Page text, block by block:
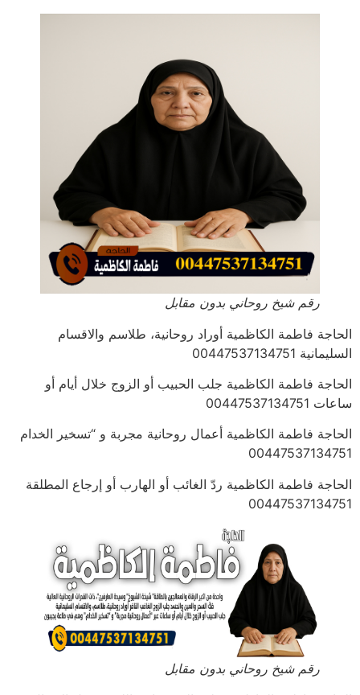
رقم شيخ روحاني بدون مقابل
الحاجة فاطمة الكاظمية أوراد روحانية، طلاسم والاقسام
السليمانية 00447537134751
الحاجة فاطمة الكاظمية جلب الحبيب أو الزوج خلال أيام أو
ساعات 00447537134751
الحاجة فاطمة الكاظمية أعمال روحانية مجربة و “تسخير الخدام
00447537134751
الحاجة فاطمة الكاظمية ردّ الغائب أو الهارب أو إرجاع المطلقة
00447537134751
رقم شيخ روحاني بدون مقابل